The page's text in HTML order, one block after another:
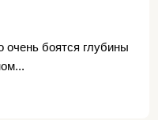
очень боятся глубины